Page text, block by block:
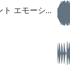
アンビエント エモーショナル 悲しい